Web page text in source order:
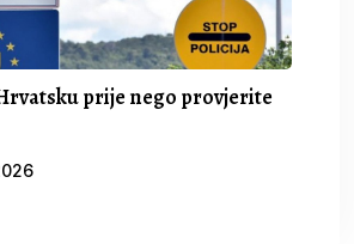
prije nego provjerite